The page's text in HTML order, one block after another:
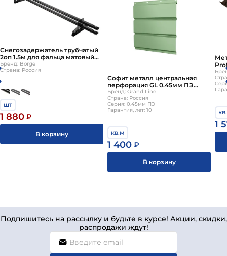
Снегозадержатель трубчатый
2оп 1.5м для фальца матовый
BORGE
Бренд: Borge
Страна: Россия
шт
1 880 ₽
В корзину
Софит металл центральная
перфорация GL 0.45мм ПЭ
(бело-зеленый) 6019 {длины по
спецификации}
Бренд: Grand Line
Страна: Россия
Серия: 0.45мм ПЭ
Гарантия, лет: 10
кв.м
1 400 ₽
В корзину
1
Подпишитесь на рассылку и будьте в курсе! Акции, скидки,
распродажи ждут!